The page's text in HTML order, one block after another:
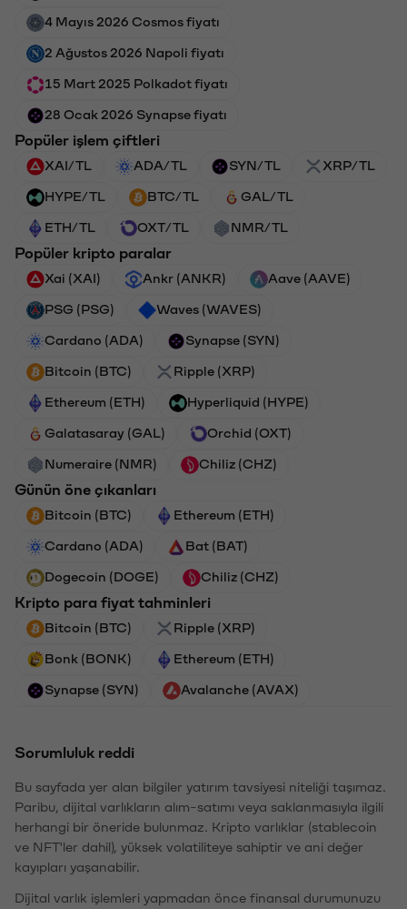
4 Mayıs 2026 Cosmos fiyatı
2 Ağustos 2026 Napoli fiyatı
15 Mart 2025 Polkadot fiyatı
28 Ocak 2026 Synapse fiyatı
Popüler işlem çiftleri
XAI/TL ADA/TL SYN/TL XRP/TL
HYPE/TL BTC/TL GAL/TL
ETH/TL OXT/TL NMR/TL
Popüler kripto paralar
Xai (XAI) Ankr (ANKR) Aave (AAVE)
PSG (PSG) Waves (WAVES)
Cardano (ADA) Synapse (SYN)
Bitcoin (BTC) Ripple (XRP)
Ethereum (ETH) Hyperliquid (HYPE)
Galatasaray (GAL) Orchid (OXT)
Numeraire (NMR) Chiliz (CHZ)
Günün öne çıkanları
Bitcoin (BTC) Ethereum (ETH)
Cardano (ADA) Bat (BAT)
Dogecoin (DOGE) Chiliz (CHZ)
Kripto para fiyat tahminleri
Bitcoin (BTC) Ripple (XRP)
Bonk (BONK) Ethereum (ETH)
Synapse (SYN) Avalanche (AVAX)
Sorumluluk reddi
Bu sayfada yer alan bilgiler yatırım tavsiyesi niteliği taşımaz.
Paribu, dijital varlıkların alım-satımı veya saklanmasıyla ilgili
herhangi bir öneride bulunmaz. Kripto varlıklar (stablecoin
ve NFT'ler dahil), yüksek volatiliteye sahiptir ve ani değer
kayıpları yaşanabilir.
Dijital varlık işlemleri yapmadan önce finansal durumunuzu